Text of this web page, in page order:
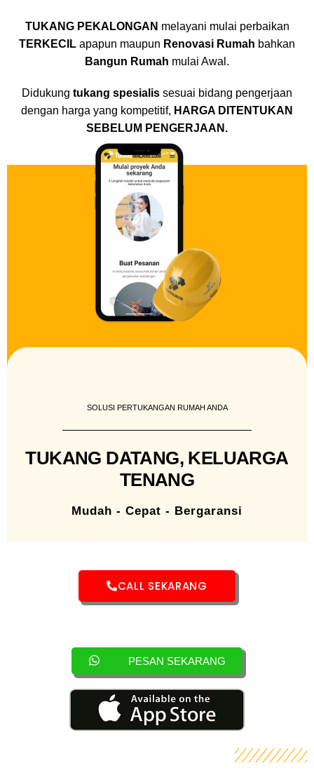
TUKANG PEKALONGAN melayani mulai perbaikan
TERKECIL apapun maupun Renovasi Rumah bahkan
Bangun Rumah mulai Awal.
Didukung tukang spesialis sesuai bidang pengerjaan
dengan harga yang kompetitif, HARGA DITENTUKAN
SEBELUM PENGERJAAN.
SOLUSI PERTUKANGAN RUMAH ANDA
TUKANG DATANG, KELUARGA
TENANG
Mudah - Cepat - Bergaransi
CALL SEKARANG
PESAN SEKARANG